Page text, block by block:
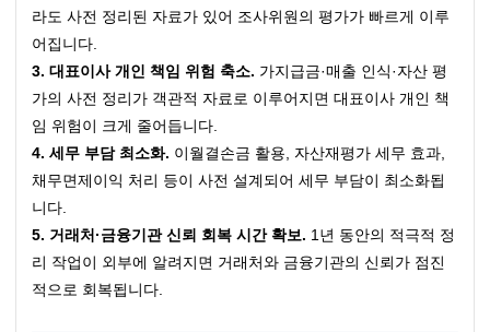
라도 사전 정리된 자료가 있어 조사위원의 평가가 빠르게 이루
어집니다.
3. 대표이사 개인 책임 위험 축소. 가지급금·매출 인식·자산 평
가의 사전 정리가 객관적 자료로 이루어지면 대표이사 개인 책
임 위험이 크게 줄어듭니다.
4. 세무 부담 최소화. 이월결손금 활용, 자산재평가 세무 효과,
채무면제이익 처리 등이 사전 설계되어 세무 부담이 최소화됩
니다.
5. 거래처·금융기관 신뢰 회복 시간 확보. 1년 동안의 적극적 정
리 작업이 외부에 알려지면 거래처와 금융기관의 신뢰가 점진
적으로 회복됩니다.